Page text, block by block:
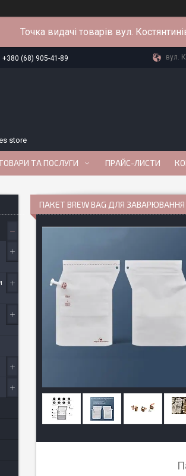
Точка видачі товарів вул.
+380 (68) 905-41-89 вул.
store
ТА ПОСЛУГИ ПРАЙС-ЛИСТИ
ПАКЕТ BREW BAG ДЛЯ